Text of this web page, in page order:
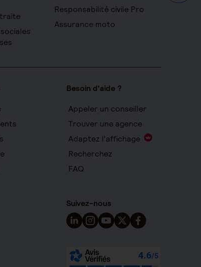
Responsabilité civile Pro
Assurance moto
Besoin d'aide ?
Appeler un conseiller
Trouver une agence
Adaptez l'affichage
Recherchez
FAQ
Suivez-nous
Suivez-nous sur LinkedIn -
Suivez-nous sur Instagram -
Suivez-nous sur YouTube
Suivez-nous sur X -
Suivez-nous sur